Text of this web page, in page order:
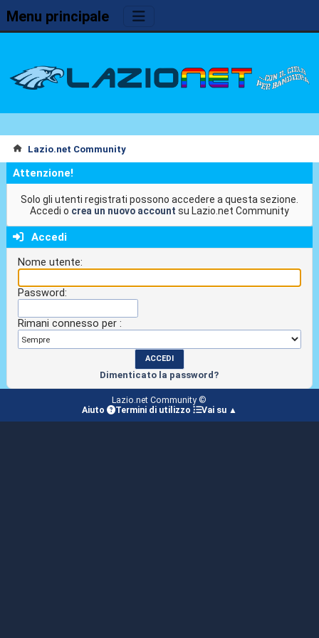
Menu principale
Lazio.net Community
Attenzione!
Solo gli utenti registrati possono accedere a questa sezione.
Accedi o crea un nuovo account su Lazio.net Community
Accedi
Nome utente:
Password:
Rimani connesso per :
Dimenticato la password?
Lazio.net Community ©
Aiuto
Termini di utilizzo Vai su ▲